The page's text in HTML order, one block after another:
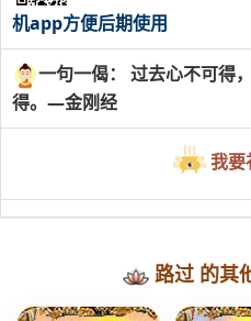
机app方便后期使用
一句一偈： 过去心不可得
得。—金刚经
我要
路过 的其